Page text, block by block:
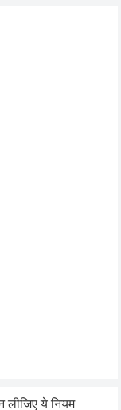
लीजिए ये नियम